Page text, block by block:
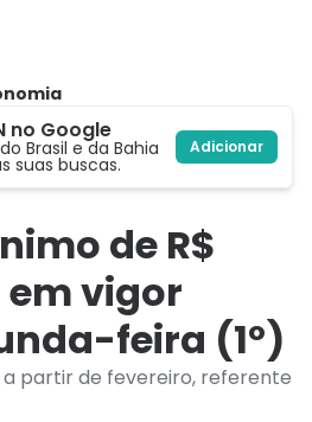
no Google
Brasil e da Bahia
suas buscas.
Adicionar
de R$
em vigor
feira (1º)
partir de fevereiro, referente